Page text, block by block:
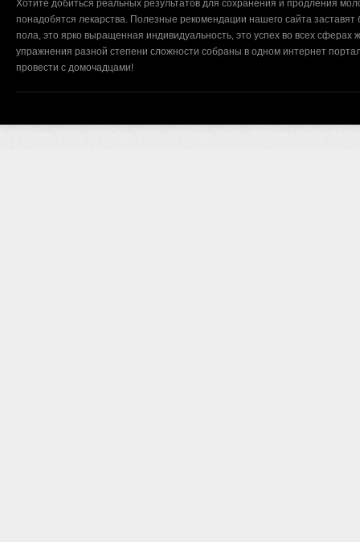
Хотите добиться реальных результатов для сохранения и продления
понадобятся лекарства. Полезные рекомендации нашего сайта
пола, это ярко выращенная индивидуальность, это успех во всех
упражнения разной степени сложности собраны в одном интернет
провести с домочадцами!